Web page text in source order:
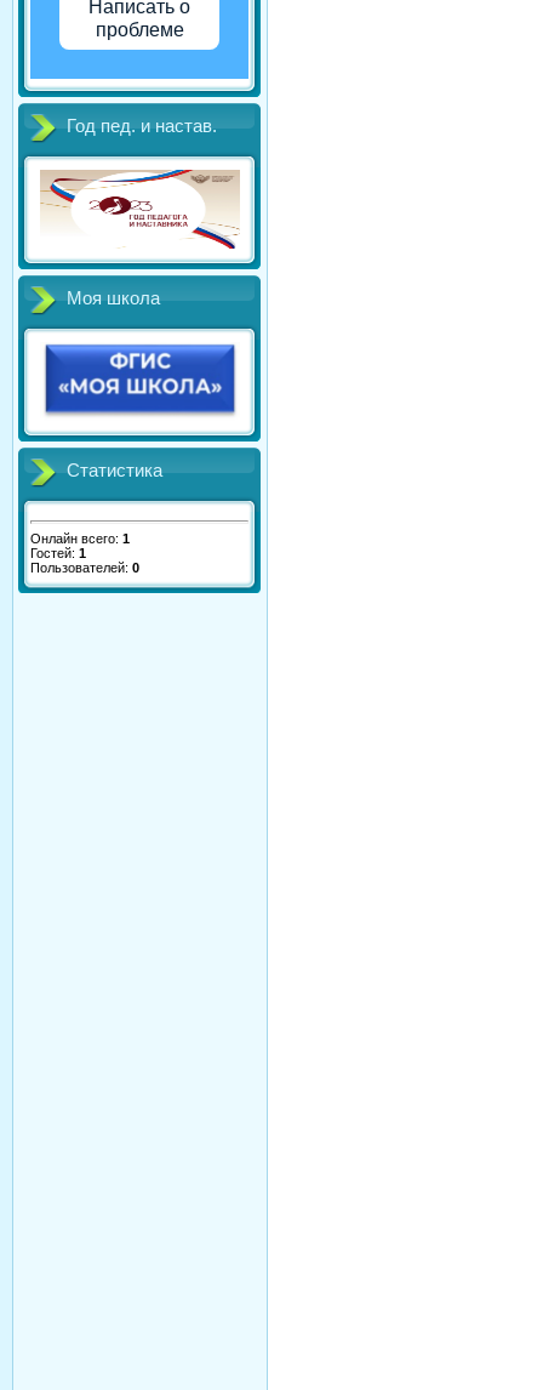
Написать о
проблеме
Год пед. и настав.
Моя школа
Статистика
Онлайн всего: 1
Гостей: 1
Пользователей: 0